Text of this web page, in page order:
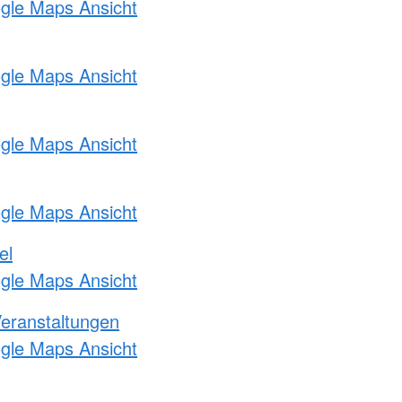
Maps Ansicht
Maps Ansicht
Maps Ansicht
Maps Ansicht
Maps Ansicht
Maps Ansicht